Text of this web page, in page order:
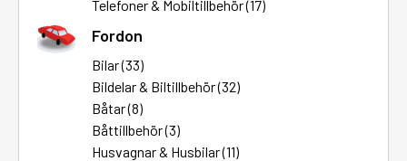
Telefoner & Mobiltillbehör (17)
Fordon
Bilar (33)
Bildelar & Biltillbehör (32)
Båtar (8)
Båttillbehör (3)
Husvagnar & Husbilar (11)